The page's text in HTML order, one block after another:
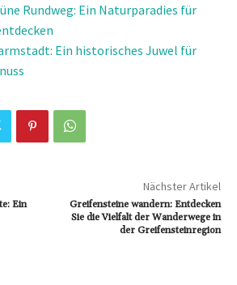
Rundweg: Ein Naturparadies für
Ein historisches Juwel für
Ein
Nächster Artikel
Greifensteine wandern: Entdecken
Sie die Vielfalt der Wanderwege in
der Greifensteinregion